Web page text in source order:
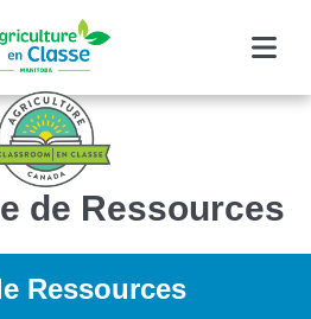
de Ressources
Menu
Ressources